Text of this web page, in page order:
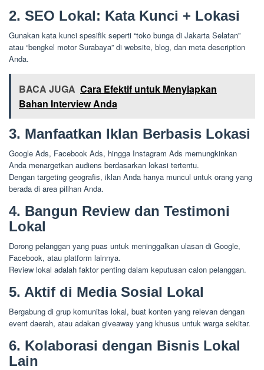
2. SEO Lokal: Kata Kunci + Lokasi
Gunakan kata kunci spesifik seperti “toko bunga di Jakarta Selatan”
atau “bengkel motor Surabaya” di website, blog, dan meta description
Anda.
BACA JUGA Cara Efektif untuk Menyiapkan
Bahan Interview Anda
3. Manfaatkan Iklan Berbasis Lokasi
Google Ads, Facebook Ads, hingga Instagram Ads memungkinkan
Anda menargetkan audiens berdasarkan lokasi tertentu.
Dengan targeting geografis, iklan Anda hanya muncul untuk orang yang
berada di area pilihan Anda.
4. Bangun Review dan Testimoni
Lokal
Dorong pelanggan yang puas untuk meninggalkan ulasan di Google,
Facebook, atau platform lainnya.
Review lokal adalah faktor penting dalam keputusan calon pelanggan.
5. Aktif di Media Sosial Lokal
Bergabung di grup komunitas lokal, buat konten yang relevan dengan
event daerah, atau adakan giveaway yang khusus untuk warga sekitar.
6. Kolaborasi dengan Bisnis Lokal
Lain